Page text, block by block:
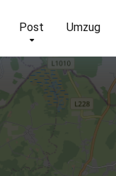
Post Umzug